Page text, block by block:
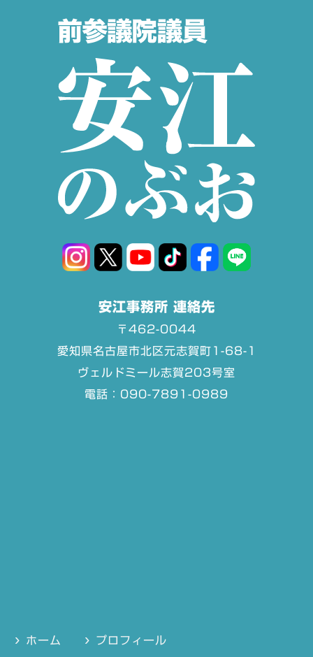
安江事務所 連絡先
〒462-0044
愛知県名古屋市北区元志賀町1-68-1
ヴェルドミール志賀203号室
電話：090-7891-0989
ホーム プロフィール